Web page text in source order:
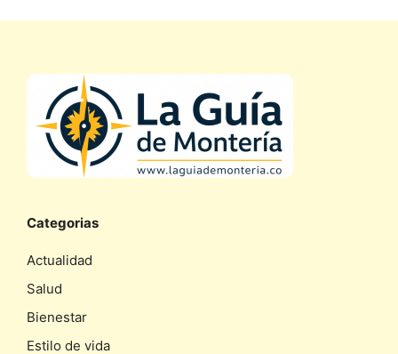
Categorias
Actualidad
Salud
Bienestar
Estilo de vida